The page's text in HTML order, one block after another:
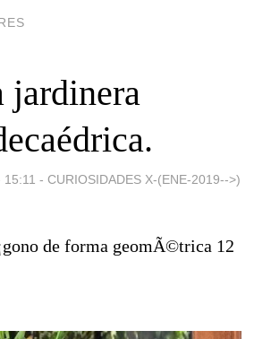
jardinera
- CURIOSIDADES X-(ENE-2019-->)